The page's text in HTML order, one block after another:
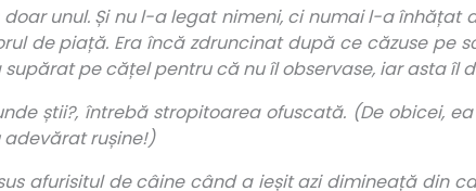
unul. Și nu l-a legat nimeni, ci numai l-a înhățat
de piață. Era încă zdruncinat după ce căzuse pe
pe cățel pentru că nu îl observase, iar asta îl
știi?, întrebă stropitoarea ofuscată. (De obicei,
adevărat rușine!)
afurisitul de câine când a ieșit azi dimineață din